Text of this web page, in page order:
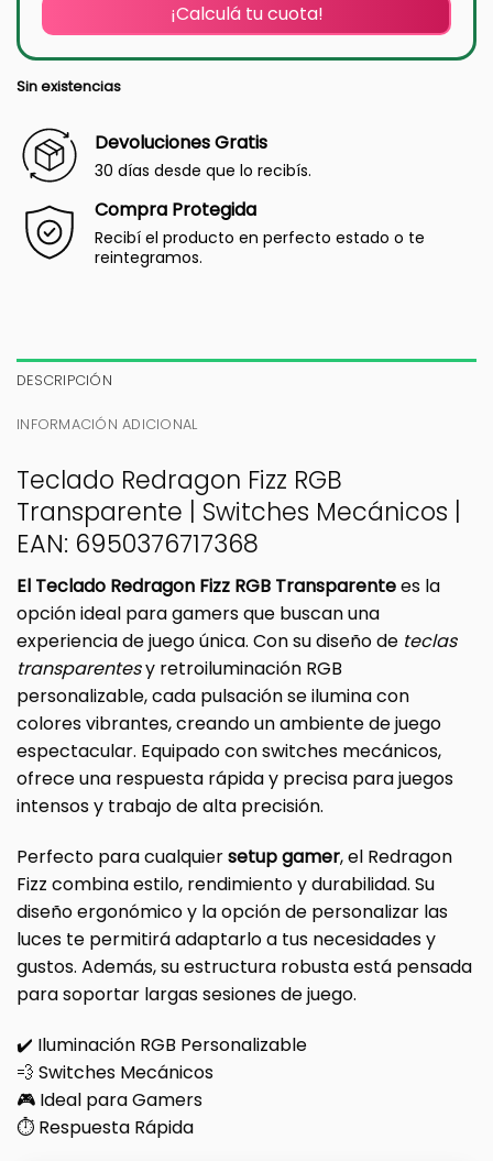
¡Calculá tu cuota!
Sin existencias
Devoluciones Gratis
30 días desde que lo recibís.
Compra Protegida
Recibí el producto en perfecto estado o te
reintegramos.
DESCRIPCIÓN
INFORMACIÓN ADICIONAL
Teclado Redragon Fizz RGB
Transparente | Switches Mecánicos |
EAN: 6950376717368
El Teclado Redragon Fizz RGB Transparentees la
opción ideal para gamers que buscan una
experiencia de juego única. Con su diseño de teclas
transparentesy retroiluminación RGB
personalizable, cada pulsación se ilumina con
colores vibrantes, creando un ambiente de juego
espectacular. Equipado con switches mecánicos,
ofrece una respuesta rápida y precisa para juegos
intensos y trabajo de alta precisión.
Perfecto para cualquiersetup gamer, el Redragon
Fizz combina estilo, rendimiento y durabilidad. Su
diseño ergonómico y la opción de personalizar las
luces te permitirá adaptarlo a tus necesidades y
gustos. Además, su estructura robusta está pensada
para soportar largas sesiones de juego.
✔️ Iluminación RGB Personalizable
💨 Switches Mecánicos
🎮 Ideal para Gamers
⏱️ Respuesta Rápida